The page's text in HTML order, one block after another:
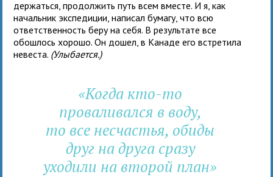
держаться, продолжить путь всем вместе. И я, как
начальник экспедиции, написал бумагу, что всю
ответственность беру на себя. В результате все
обошлось хорошо. Он дошел, в Канаде его встретила
невеста. (Улыбается.)
«Когда кто-то
проваливался в воду,
то все несчастья, обиды
друг на друга сразу
уходили на второй план»